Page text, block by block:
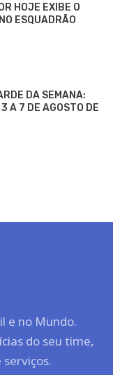
HOJE EXIBE O
ESQUADRÃO
DA SEMANA:
A 7 DE AGOSTO DE
e no Mundo.
do seu time,